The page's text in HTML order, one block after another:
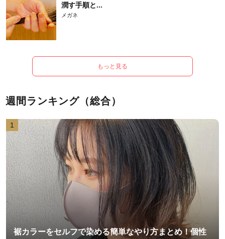
潤す手順と...
メガネ
もっと見る
週間ランキング（総合）
1
裾カラーをセルフで染める簡単なやり方まとめ！個性